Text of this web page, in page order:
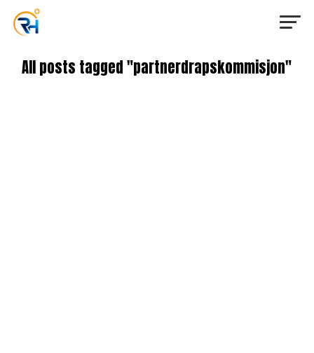
All posts tagged "partnerdrapskommisjon"